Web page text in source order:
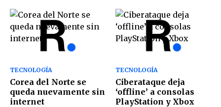
TECNOLOGÍA
Corea del Norte se
queda nuevamente sin
internet
TECNOLOGÍA
Ciberataque deja
‘offline’ a consolas
PlayStation y Xbox